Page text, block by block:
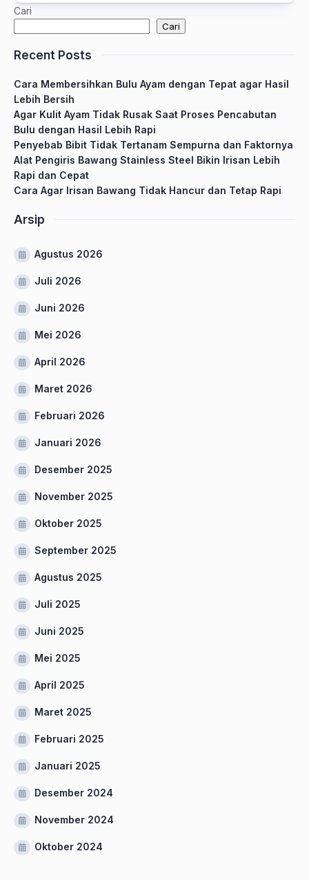
Cari
Cari
Recent Posts
Cara Membersihkan Bulu Ayam dengan Tepat agar Hasil
Lebih Bersih
Agar Kulit Ayam Tidak Rusak Saat Proses Pencabutan
Bulu dengan Hasil Lebih Rapi
Penyebab Bibit Tidak Tertanam Sempurna dan Faktornya
Alat Pengiris Bawang Stainless Steel Bikin Irisan Lebih
Rapi dan Cepat
Cara Agar Irisan Bawang Tidak Hancur dan Tetap Rapi
Arsip
Agustus 2026
Juli 2026
Juni 2026
Mei 2026
April 2026
Maret 2026
Februari 2026
Januari 2026
Desember 2025
November 2025
Oktober 2025
September 2025
Agustus 2025
Juli 2025
Juni 2025
Mei 2025
April 2025
Maret 2025
Februari 2025
Januari 2025
Desember 2024
November 2024
Oktober 2024